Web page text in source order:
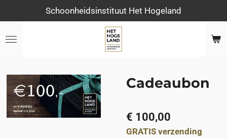
direct
naar
Schoonheidsinstituut Het Hogeland
Cadeaubon
€ 100,00
GRATIS verzending